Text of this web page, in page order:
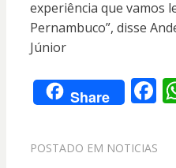
experiência que vamos
Pernambuco”, disse
Júnior
Share F
e
POSTADO EM NOTICIAS